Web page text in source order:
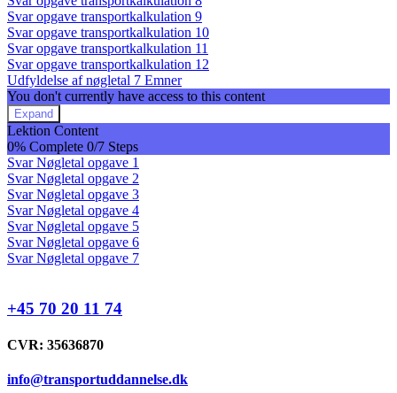
Svar opgave transportkalkulation 9
Svar opgave transportkalkulation 10
Svar opgave transportkalkulation 11
Svar opgave transportkalkulation 12
Udfyldelse af nøgletal 7 Emner
You don't currently have access to this content
Expand
Udfyldelse
af
nøgletal
Lektion Content
0% Complete 0/7 Steps
Svar Nøgletal opgave 1
Svar Nøgletal opgave 2
Svar Nøgletal opgave 3
Svar Nøgletal opgave 4
Svar Nøgletal opgave 5
Svar Nøgletal opgave 6
Svar Nøgletal opgave 7
+45 70 20 11 74
CVR: 35636870
info@transportuddannelse.dk